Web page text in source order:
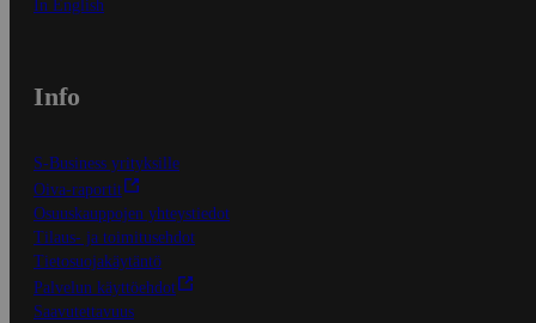
In English
Info
S-Business yrityksille
Oiva-raportit
Osuuskauppojen yhteystiedot
Tilaus- ja toimitusehdot
Tietosuojakäytäntö
Palvelun käyttöehdot
Saavutettavuus